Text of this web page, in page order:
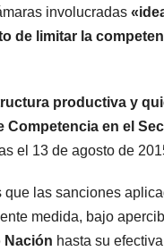
involucradas
de limitar la
productiva y
Competencia en el
el 13 de agosto de
las sanciones
medida, bajo
Nación hasta su